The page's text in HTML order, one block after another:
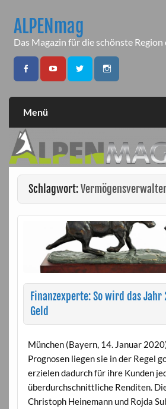
contentALPENmag
Das Magazin für die schönste
Menü
Schlagwort:
Finanzexperte: So wird das
Geld
München (Bayern, 14. Januar
Prognosen liegen sie in der Regel
erzielen dadurch für ihre Kunden
überdurchschnittliche Renditen.
Christoph Heinemann und Rojda